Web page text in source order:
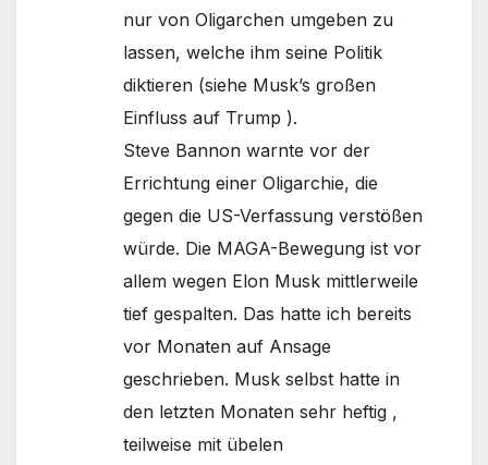
nur von Oligarchen umgeben zu
lassen, welche ihm seine Politik
diktieren (siehe Musk’s großen
Einfluss auf Trump ).
Steve Bannon warnte vor der
Errichtung einer Oligarchie, die
gegen die US-Verfassung verstößen
würde. Die MAGA-Bewegung ist vor
allem wegen Elon Musk mittlerweile
tief gespalten. Das hatte ich bereits
vor Monaten auf Ansage
geschrieben. Musk selbst hatte in
den letzten Monaten sehr heftig ,
teilweise mit übelen